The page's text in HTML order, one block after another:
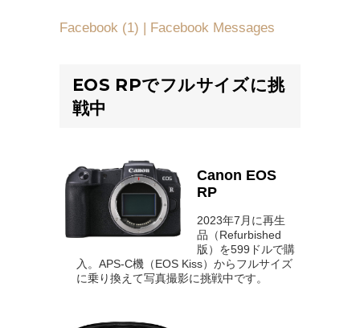
Facebook (1) | Facebook Messages
EOS RPでフルサイズに挑
戦中
Canon EOS
RP
2023年7月に再生
品（Refurbished
版）を599ドルで購
入。APS-C機（EOS Kiss）からフルサイズ
に乗り換えて写真撮影に挑戦中です。